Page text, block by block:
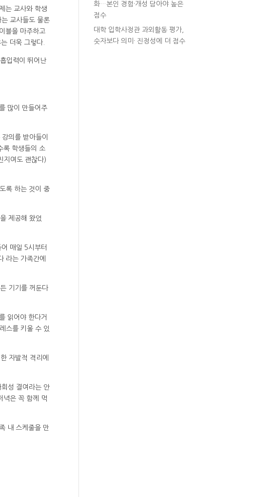
는 교사와 학생
교사들도 물론
블을 마주하고
더욱 그렇다.
입력이 뛰어난
많이 만들어주
의를 받아들이
록 학생들의 소
지여도 괜찮다)
록 하는 것이 중
제공해 왔었
매일 5시부터
라는 가족간에
기기를 꺼둔다
읽어야 한다거
스를 키울 수 있
자발적 격리에
성 결여라는 안
녁은 꼭 함께 먹
내 스케줄을 만
화…본인 경험·개성 담아야 높은
점수
대학 입학사정관 과외활동 평가,
숫자보다 의미· 진정성에 더 점수